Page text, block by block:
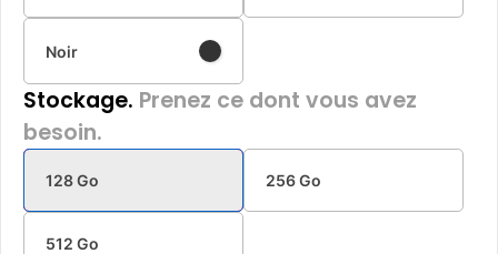
Noir
Stockage. Prenez ce dont vous avez
besoin.
128 Go 256 Go
512 Go